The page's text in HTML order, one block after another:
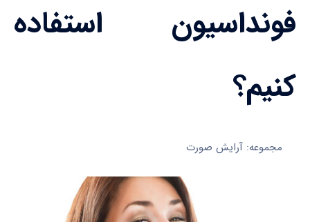
فونداسیون استفاده
کنیم؟
مجموعه: آرایش صورت